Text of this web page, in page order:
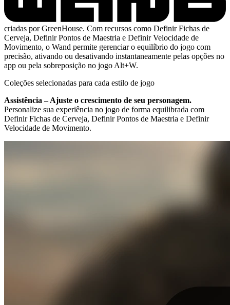
criadas por GreenHouse. Com recursos como Definir Fichas de
Cerveja, Definir Pontos de Maestria e Definir Velocidade de
Movimento, o Wand permite gerenciar o equilíbrio do jogo com
precisão, ativando ou desativando instantaneamente pelas opções no
app ou pela sobreposição no jogo Alt+W.
Coleções selecionadas para cada estilo de jogo
Assistência – Ajuste o crescimento de seu personagem.
Personalize sua experiência no jogo de forma equilibrada com
Definir Fichas de Cerveja, Definir Pontos de Maestria e Definir
Velocidade de Movimento.